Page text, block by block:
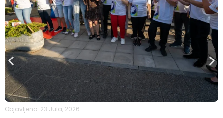
Objavljeno: 23 Jula, 2026